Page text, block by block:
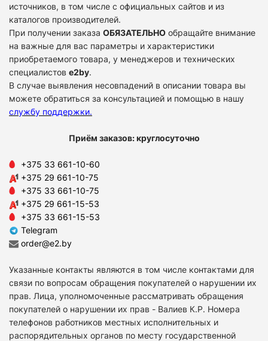
источников, в том числе с официальных сайтов и из
каталогов производителей.
При получении заказа ОБЯЗАТЕЛЬНО обращайте внимание
на важные для вас параметры и характеристики
приобретаемого товара, у менеджеров и технических
специалистов e2by.
В случае выявления несовпадений в описании товара вы
можете обратиться за консультацией и помощью в нашу
службу поддержки.
Приём заказов: круглосуточно
+375 33 661-10-60
+375 29 661-10-75
+375 33 661-10-75
+375 29 661-15-53
+375 33 661-15-53
Telegram
order@e2.by
Указанные контакты являются в том числе контактами для
связи по вопросам обращения покупателей о нарушении их
прав. Лица, уполномоченные рассматривать обращения
покупателей о нарушении их прав - Валиев К.Р. Номера
телефонов работников местных исполнительных и
распорядительных органов по месту государственной